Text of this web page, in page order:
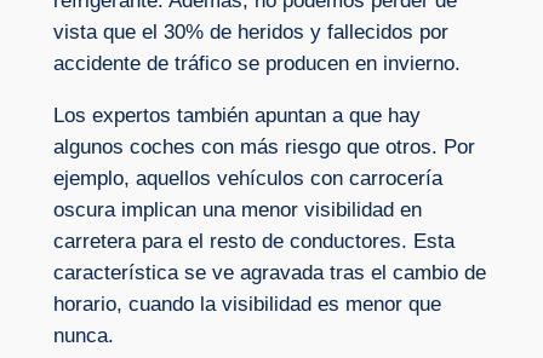
vista que el 30% de heridos y fallecidos por
accidente de tráfico se producen en invierno.
Los expertos también apuntan a que hay
algunos coches con más riesgo que otros. Por
ejemplo, aquellos vehículos con carrocería
oscura implican una menor visibilidad en
carretera para el resto de conductores. Esta
característica se ve agravada tras el cambio de
horario, cuando la visibilidad es menor que
nunca.